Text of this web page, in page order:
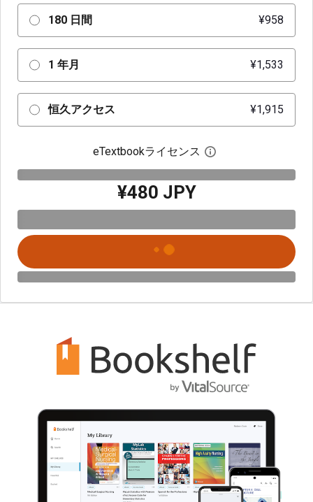
180 日間 ¥958
1 年月 ¥1,533
恒久アクセス ¥1,915
eTextbookライセンス デジタルライセン
¥480 JPY